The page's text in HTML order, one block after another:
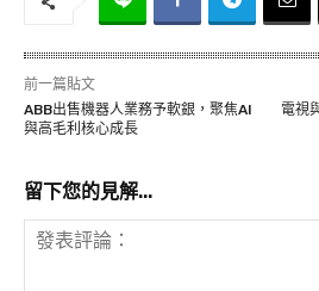
前一篇貼文
ABB出售機器人業務予軟銀，聚焦AI
與高毛利核心成長
電視
留下您的見解...